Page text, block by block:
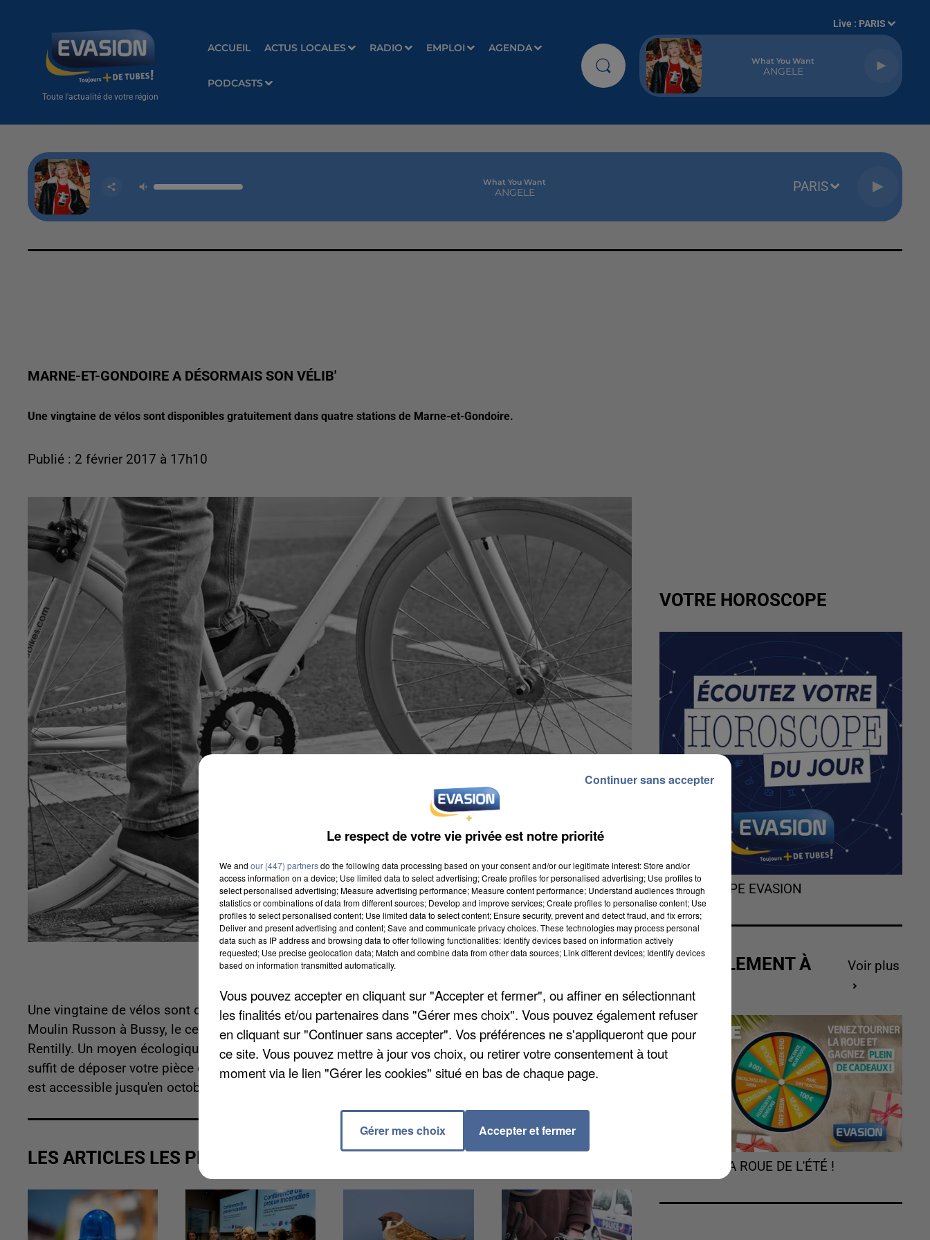
Toute l'actualité de votre région
ACCUEIL ACTUS LOCALES RADIO EMPLOI AGENDA
PODCASTS
Live : PARIS
What You Want
ANGELE
What You Want
ANGELE PARIS
MARNE-ET-GONDOIRE A DÉSORMAIS SON VÉLIB'
Une vingtaine de vélos sont disponibles gratuitement dans quatre stations de Marne-et-Gondoire.
Publié : 2 février 2017 à 17h10
Une vingtaine de vélos sont disponibles gratuitement dans quatre stations de Marne-et-Gondoire : le
Moulin Russon à Bussy, le centre aquatique et le centre-ville de Lagny-sur-Marne et le parc culturel de
Rentilly. Un moyen écologique et économique pour flâner le long des bords de la Marne. C'est gratuit, il
suffit de déposer votre pièce d'identité pour emprunter un vélo pendant toute une journée. Le service
est accessible jusqu'en octobre puis pendant les périodes de vacances scolaires.
LES ARTICLES LES PLUS VUS
VOTRE HOROSCOPE
L'HOROSCOPE EVASION
ACTUELLEMENT À
Voir plus
TOURNEZ LA ROUE DE L'ÉTÉ !
Le respect de votre vie privée est notre priorité
We and our (447) partnersdo the following data processing based on your consent and/or our legitimate interest: Store and/or
access information on a device; Use limited data to select advertising; Create profiles for personalised advertising; Use profiles to
select personalised advertising; Measure advertising performance; Measure content performance; Understand audiences through
statistics or combinations of data from different sources; Develop and improve services; Create profiles to personalise content; Use
profiles to select personalised content; Use limited data to select content; Ensure security, prevent and detect fraud, and fix errors;
Deliver and present advertising and content; Save and communicate privacy choices. These technologies may process personal
data such as IP address and browsing data to offer following functionalities: Identify devices based on information actively
requested; Use precise geolocation data; Match and combine data from other data sources; Link different devices; Identify devices
based on information transmitted automatically.
Vous pouvez accepter en cliquant sur "Accepter et fermer", ou affiner en sélectionnant
les finalités et/ou partenaires dans "Gérer mes choix". Vous pouvez également refuser
en cliquant sur "Continuer sans accepter". Vos préférences ne s'appliqueront que pour
ce site. Vous pouvez mettre à jour vos choix, ou retirer votre consentement à tout
moment via le lien "Gérer les cookies" situé en bas de chaque page.
Gérer mes choix Accepter et fermer
Continuer sans accepter